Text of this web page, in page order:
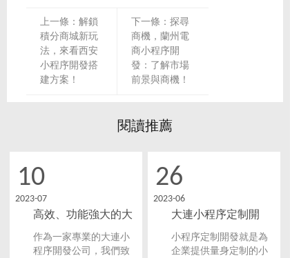
上一條：解鎖
積分商城新玩
法，來看西安
小程序開發搭
建方案！
下一條：探尋
商機，蘭州電
商小程序開
發：了解市場
前景與商機！
閱讀推薦
10
2023-07
高效、功能強大的大
連小程序開發，讓您
事半功倍！
作為一家專業的大連小
程序開發公司，我們致
26
2023-06
大連小程序定制開
發：解鎖商業新紀
元！
小程序定制開發就是為
企業提供量身定制的小